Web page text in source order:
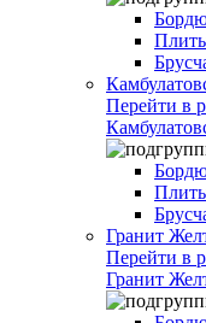
Перейти в
Гранит
Перейти в
Гранит